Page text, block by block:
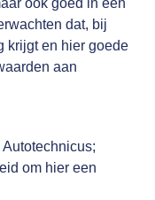
dat, bij
krijgt en hier goede
aan
om hier een